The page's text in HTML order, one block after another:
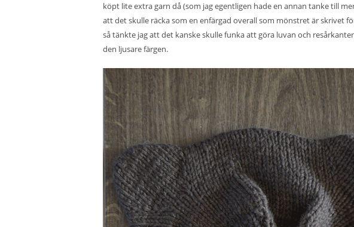
köpt lite extra garn då (som jag egentligen hade en annan tanke till
att det skulle räcka som en enfärgad overall som mönstret är skrivet
så tänkte jag att det kanske skulle funka att göra luvan och
den ljusare färgen.